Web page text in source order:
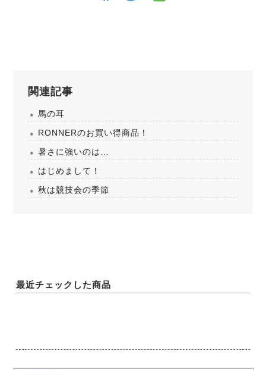
関連記事
馬の耳
RONNERのお買い得商品！
暑さに強いのは…
はじめまして！
秋は競技会の季節
最近チェックした商品